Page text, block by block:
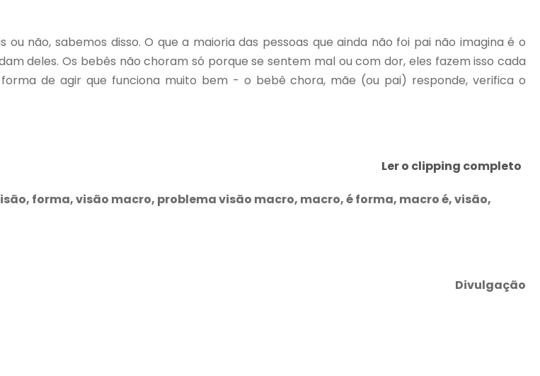
não, sabemos disso. O que a maioria das pessoas que ainda não foi pai não imagina é o
deles. Os bebês não choram só porque se sentem mal ou com dor, eles fazem isso cada
de agir que funciona muito bem - o bebê chora, mãe (ou pai) responde, verifica o
Ler o clipping completo
forma, visão macro, problema visão macro, macro, é forma, macro é, visão,
Divulgação